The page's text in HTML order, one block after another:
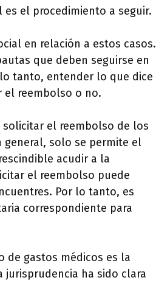
el procedimiento a seguir.
en relación a estos casos.
que deben seguirse en
tanto, entender lo que dice
el reembolso o no.
solicitar el reembolso de los
general, solo se permite el
acudir a la
el reembolso puede
Por lo tanto, es
correspondiente para
de gastos médicos es la
ha sido clara